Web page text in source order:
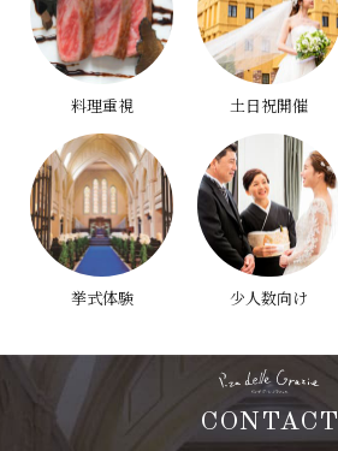
料理重視 土日祝開催
挙式体験 少人数向け
CONTACT